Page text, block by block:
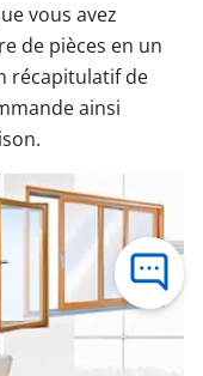
vous avez
de pièces en un
récapitulatif de
ainsi